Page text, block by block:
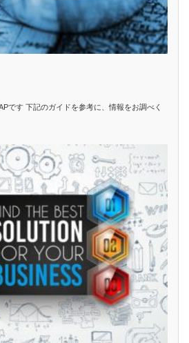
です 下記のガイドを参考に、情報をお調べく